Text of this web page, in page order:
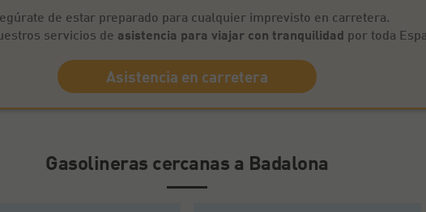
de estar preparado para cualquier imprevisto en carretera.
servicios de asistencia para viajar con tranquilidad por toda
Asistencia en carretera
Gasolineras cercanas a Badalona